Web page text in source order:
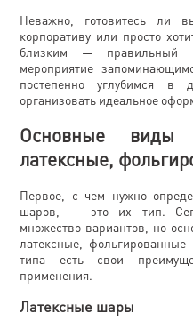
Неважно, готовитесь ли
корпоративу или просто
близким — правильный
мероприятие
постепенно углубимся в
организовать идеальное
Основные виды
латексные,
Первое, с чем нужно
шаров, — это их тип.
множество вариантов, но
латексные,
типа есть свои
применения.
Латексные шары